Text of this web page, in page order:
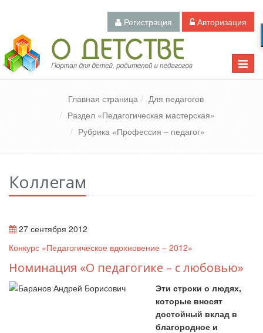
Регистрация Авторизация
Toggle
Педагогический портал «О детстве»
Главная страница
Для педагогов
Раздел «Педагогическая мастерская»
Рубрика «Профессия – педагог»
Коллегам
27 сентября 2012
Конкурс «Педагогическое вдохновение – 2012»
Номинация «О педагогике – с любовью»
Эти строки о людях,
которые вносят
достойный вклад в
благородное и